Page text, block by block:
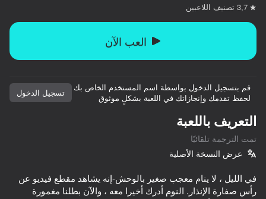
هذه اللعبة تدعم اتجاه المناظر الطبيعية
3,7 تصنيف اللاعبين
العب الآن
قم بتسجيل الدخول بواسطة اسم المستخدم الخاص بك
لحفظ تقدمك وإنجازاتك في اللعبة بشكلٍ موثوق
تسجيل الدخول
التعريف باللعبة
تمت الترجمة تلقائيًا
عرض النسخة الأصلية
في الليل ، لا ينام معجب صغير بالوحش-إنه يشاهد مقطع فيديو عن
رأس صفارة الإنذار. النوم أدرك أخيرا معه ، والآن بطلنا مغمورة